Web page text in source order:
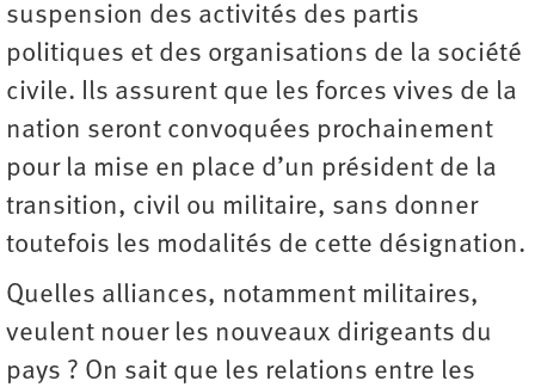
suspension des activités des partis
politiques et des organisations de la société
civile. Ils assurent que les forces vives de la
nation seront convoquées prochainement
pour la mise en place d’un président de la
transition, civil ou militaire, sans donner
toutefois les modalités de cette désignation.
Quelles alliances, notamment militaires,
veulent nouer les nouveaux dirigeants du
pays ? On sait que les relations entre les